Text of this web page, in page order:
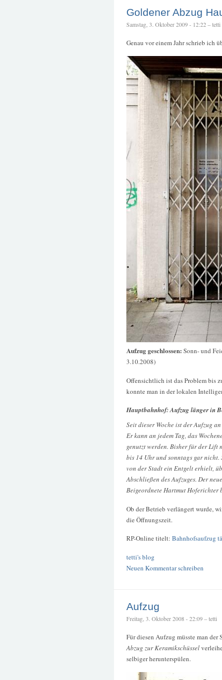
Goldener Abzug
Samstag, 3. Oktober 2009 - 12:22 – tetti
Genau vor einem Jahr schrieb ich
Aufzug geschlossen: Sonn- und
3.10.2008)
Offensichtlich ist das Problem bis
konnte man in der lokalen
Hauptbahnhof: Aufzug länger in
Seit dieser Woche ist der Aufzug
Er kann an jedem Tag, das
genutzt werden. Bisher für der Lift
bis 14 Uhr und sonntags gar
von der Stadt ein Entgelt erhielt,
Abschließen des Aufzuges. Der
Beigeordnete Hartmut Hoferichter
Ob der Betrieb verlängert wurde,
die Öffnungszeit.
RP-Online titelt: Bahnhofsaufzug
tetti's blog
Neuen Kommentar schreiben
Aufzug
Freitag, 3. Oktober 2008 - 22:09 – tetti
Für diesen Aufzug müsste man
Abzug zur Keramikschüssel
selbiger herunterspülen.